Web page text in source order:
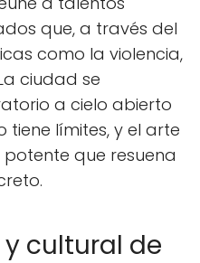
que, a través del
como la violencia,
ciudad se
a cielo abierto
límites, y el arte
que resuena
cultural de